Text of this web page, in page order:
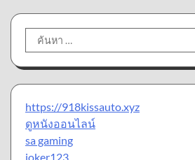
ค้นหา
สำหรับ:
https://918kissauto.xyz
ดูหนังออนไลน์
sa gaming
joker123